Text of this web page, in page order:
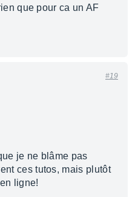
que pour ca un AF
#19
je ne blâme pas
ces tutos, mais plutôt
ligne!